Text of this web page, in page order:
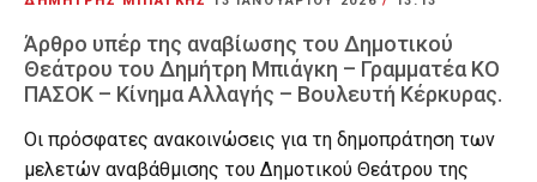
Άρθρο υπέρ της αναβίωσης του Δημοτικού
Θεάτρου του Δημήτρη Μπιάγκη – Γραμματέα ΚΟ
ΠΑΣΟΚ – Κίνημα Αλλαγής – Βουλευτή Κέρκυρας.
Οι πρόσφατες ανακοινώσεις για τη δημοπράτηση των
μελετών αναβάθμισης του Δημοτικού Θεάτρου της